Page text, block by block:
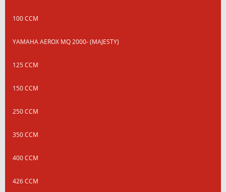
100 CCM
YAMAHA AEROX MQ 2000- (MAJESTY)
125 CCM
150 CCM
250 CCM
350 CCM
400 CCM
426 CCM